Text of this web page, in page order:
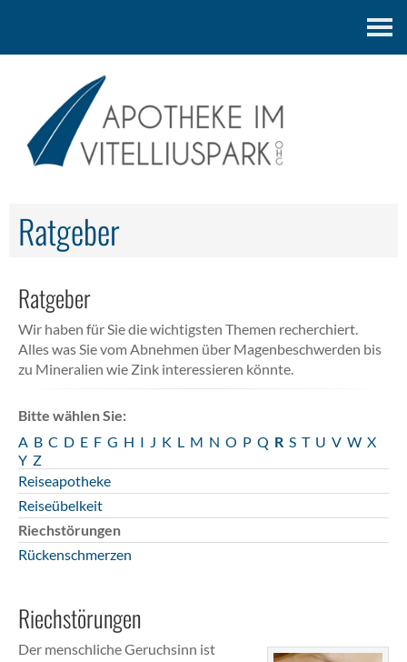
Ratgeber
Ratgeber
Wir haben für Sie die wichtigsten Themen recherchiert.
Alles was Sie vom Abnehmen über Magenbeschwerden bis
zu Mineralien wie Zink interessieren könnte.
Bitte wählen Sie:
A B C D E F G H I J K L M N O P Q R S T U V W X
Y Z
Reiseapotheke
Reiseübelkeit
Riechstörungen
Rückenschmerzen
Riechstörungen
Der menschliche Geruchsinn ist